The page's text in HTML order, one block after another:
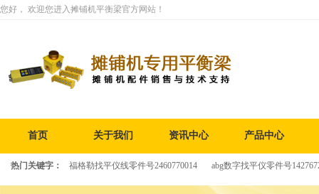
您好， 欢迎您进入摊铺机平衡梁官方网站！
首页 关于我们 资讯中心 产品中心
热门关键字： 福格勒找平仪线零件号2460770014 abg数字找平仪零件号
福格勒 单边平衡梁零件号2069778